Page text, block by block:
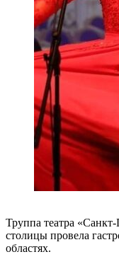
Труппа театра
столицы провела
областях.